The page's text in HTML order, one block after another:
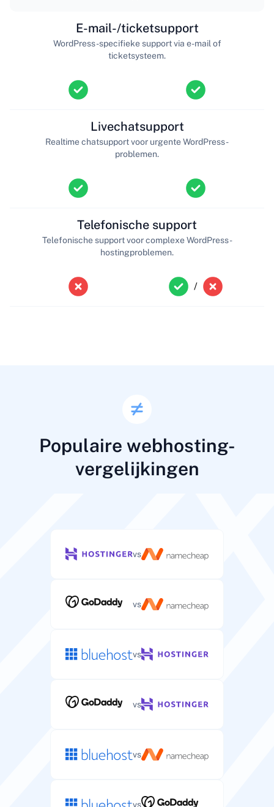
E-mail-/ticketsupport
WordPress-specifieke support via e-mail of
ticketsysteem.
Livechatsupport
Realtime chatsupport voor urgente WordPress-
problemen.
Telefonische support
Telefonische support voor complexe WordPress-
hostingproblemen.
/
Populaire webhosting-
vergelijkingen
vs
vs
vs
vs
vs
vs